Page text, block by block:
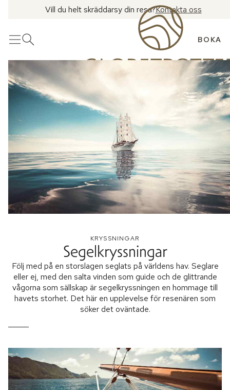
Vill du helt skräddarsy din resa?Kontakta oss
MenyÖppna sök BOKA
KRYSSNINGAR
Segelkryssningar
Följ med på en storslagen seglats på världens hav. Seglare
eller ej, med den salta vinden som guide och de glittrande
vågorna som sällskap är segelkryssningen en hommage till
havets storhet. Det här en upplevelse för resenären som
söker det oväntade.